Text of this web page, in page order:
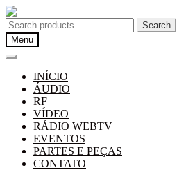
Pular
para
navegação
Pular
para
o
conteúdo
Search
for:
Search
Menu
INÍCIO
ÁUDIO
RF
VÍDEO
RÁDIO WEBTV
EVENTOS
PARTES E PEÇAS
CONTATO